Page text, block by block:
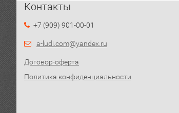
Контакты
+7 (909) 901-00-01
a-ludi.com@yandex.ru
Договор-оферта
Политика конфиденциальности